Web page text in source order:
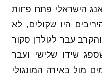
הישראלי פתח פחות
היו שקולים, לא
בתום 4 דקות והקרב עבר לגולדן סקור
שידו שלישי ועבר
מול באירה המונגולי